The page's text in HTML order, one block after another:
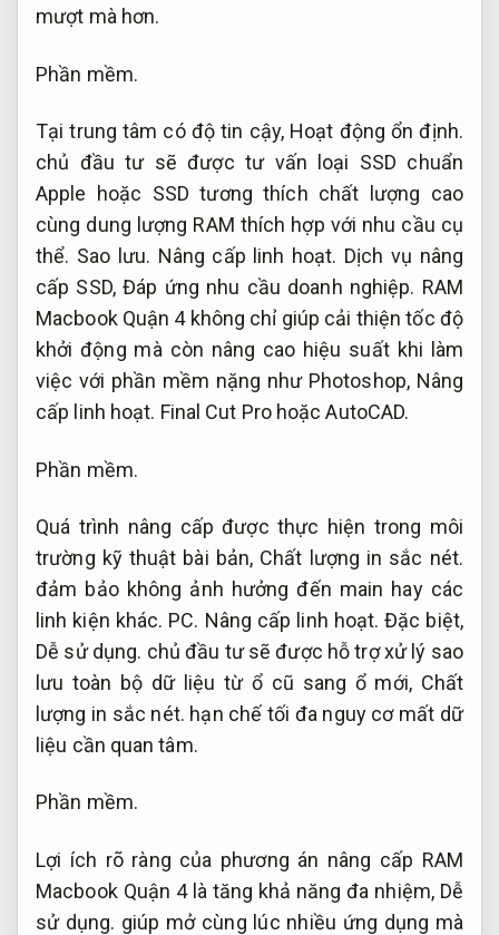
mượt mà hơn.
Phần mềm.
Tại trung tâm có độ tin cậy, Hoạt động ổn định.
chủ đầu tư sẽ được tư vấn loại SSD chuẩn
Apple hoặc SSD tương thích chất lượng cao
cùng dung lượng RAM thích hợp với nhu cầu cụ
thể. Sao lưu. Nâng cấp linh hoạt. Dịch vụ nâng
cấp SSD,Đáp ứng nhu cầu doanh nghiệp. RAM
Macbook Quận 4 không chỉ giúp cải thiện tốc độ
khởi động mà còn nâng cao hiệu suất khi làm
việc với phần mềm nặng như Photoshop, Nâng
cấp linh hoạt. Final Cut Pro hoặc AutoCAD.
Phần mềm.
Quá trình nâng cấp được thực hiện trong môi
trường kỹ thuật bài bản, Chất lượng in sắc nét.
đảm bảo không ảnh hưởng đến main hay các
linh kiện khác. PC. Nâng cấp linh hoạt. Đặc biệt,
Dễ sử dụng. chủ đầu tư sẽ được hỗ trợ xử lý sao
lưu toàn bộ dữ liệu từ ổ cũ sang ổ mới, Chất
lượng in sắc nét. hạn chế tối đa nguy cơ mất dữ
liệu cần quan tâm.
Phần mềm.
Lợi ích rõ ràng của phương án nâng cấp RAM
Macbook Quận 4 là tăng khả năng đa nhiệm, Dễ
sử dụng. giúp mở cùng lúc nhiều ứng dụng mà